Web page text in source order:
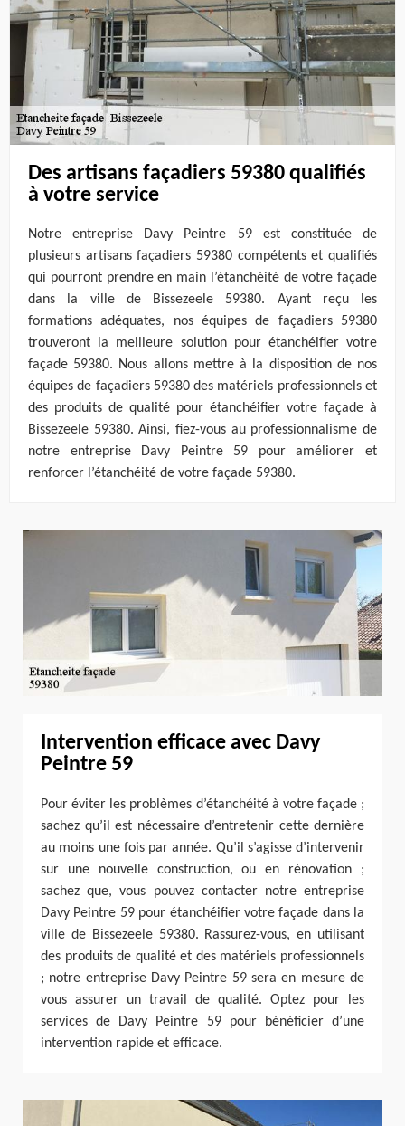
Des artisans façadiers 59380 qualifiés
à votre service
Notre entreprise Davy Peintre 59 est constituée de
plusieurs artisans façadiers 59380 compétents et qualifiés
qui pourront prendre en main l’étanchéité de votre façade
dans la ville de Bissezeele 59380. Ayant reçu les
formations adéquates, nos équipes de façadiers 59380
trouveront la meilleure solution pour étanchéifier votre
façade 59380. Nous allons mettre à la disposition de nos
équipes de façadiers 59380 des matériels professionnels et
des produits de qualité pour étanchéifier votre façade à
Bissezeele 59380. Ainsi, fiez-vous au professionnalisme de
notre entreprise Davy Peintre 59 pour améliorer et
renforcer l’étanchéité de votre façade 59380.
Intervention efficace avec Davy
Peintre 59
Pour éviter les problèmes d’étanchéité à votre façade ;
sachez qu’il est nécessaire d’entretenir cette dernière
au moins une fois par année. Qu’il s’agisse d’intervenir
sur une nouvelle construction, ou en rénovation ;
sachez que, vous pouvez contacter notre entreprise
Davy Peintre 59 pour étanchéifier votre façade dans la
ville de Bissezeele 59380. Rassurez-vous, en utilisant
des produits de qualité et des matériels professionnels
; notre entreprise Davy Peintre 59 sera en mesure de
vous assurer un travail de qualité. Optez pour les
services de Davy Peintre 59 pour bénéficier d’une
intervention rapide et efficace.